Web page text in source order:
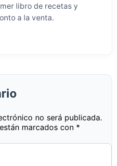
libro de recetas y
a la venta.
no será publicada.
marcados con *